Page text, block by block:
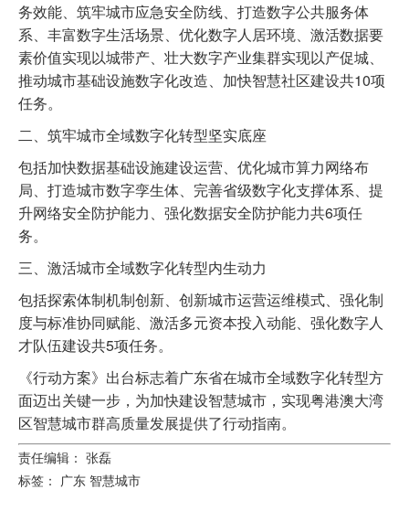
务效能、筑牢城市应急安全防线、打造数字公共服务体
系、丰富数字生活场景、优化数字人居环境、激活数据要
素价值实现以城带产、壮大数字产业集群实现以产促城、
推动城市基础设施数字化改造、加快智慧社区建设共10项
任务。
二、筑牢城市全域数字化转型坚实底座
包括加快数据基础设施建设运营、优化城市算力网络布
局、打造城市数字孪生体、完善省级数字化支撑体系、提
升网络安全防护能力、强化数据安全防护能力共6项任
务。
三、激活城市全域数字化转型内生动力
包括探索体制机制创新、创新城市运营运维模式、强化制
度与标准协同赋能、激活多元资本投入动能、强化数字人
才队伍建设共5项任务。
《行动方案》出台标志着广东省在城市全域数字化转型方
面迈出关键一步，为加快建设智慧城市，实现粤港澳大湾
区智慧城市群高质量发展提供了行动指南。
责任编辑： 张磊
标签： 广东 智慧城市